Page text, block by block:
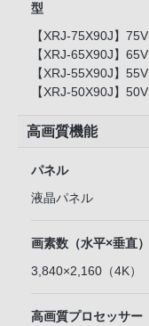
型
【XRJ-75X90J】75V
【XRJ-65X90J】65V
【XRJ-55X90J】55V
【XRJ-50X90J】50V
高画質機能
パネル
液晶パネル
画素数（水平×垂直）
3,840×2,160（4K）
高画質プロセッサー